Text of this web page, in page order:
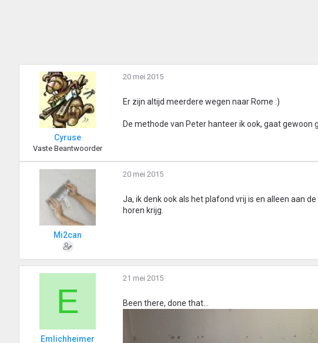
Cyruse
Vaste Beantwoorder
20 mei 2015
Er zijn altijd meerdere wegen naar Rome :)
De methode van Peter hanteer ik ook, gaat gewoon
Mi2can
20 mei 2015
Ja, ik denk ook als het plafond vrij is en alleen aan
horen krijg.
E
Emlichheimer
21 mei 2015
Been there, done that...